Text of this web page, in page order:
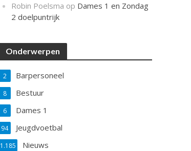
Robin Poelsma op Dames 1 en Zondag
2 doelpuntrijk
Onderwerpen
Barpersoneel
2
Bestuur
8
Dames 1
6
Jeugdvoetbal
94
Nieuws
1.185